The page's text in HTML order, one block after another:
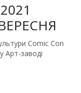
Comic Con
Арт-заводі